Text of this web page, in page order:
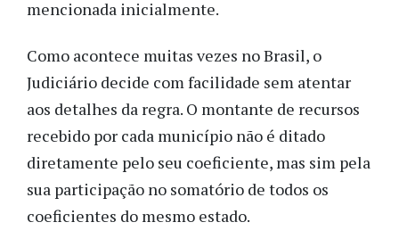
mencionada inicialmente.
Como acontece muitas vezes no Brasil, o
Judiciário decide com facilidade sem atentar
aos detalhes da regra. O montante de recursos
recebido por cada município não é ditado
diretamente pelo seu coeficiente, mas sim pela
sua participação no somatório de todos os
coeficientes do mesmo estado.